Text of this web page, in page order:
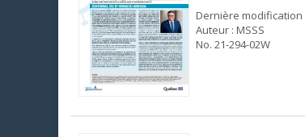
Dernière modification
Auteur : MSSS
No. 21-294-02W